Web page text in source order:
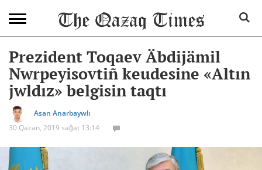
Prezident Toqaev Äbdijämil
Nwrpeyisovtiñ keudesine «Altın
jwldız» belgisin taqtı
Asan Anarbaywlı
30 Qazan, 2019 sağat 13:14